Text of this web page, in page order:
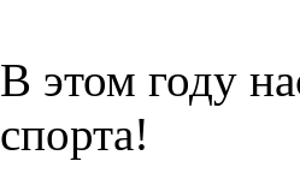
В этом году
спорта!